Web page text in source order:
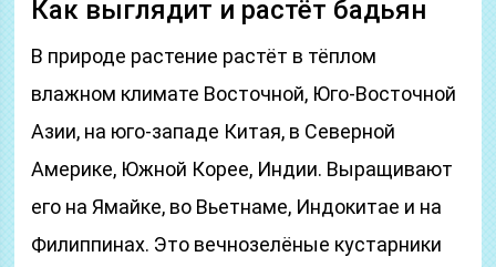
Как выглядит и растёт бадьян
В природе растение растёт в тёплом
влажном климате Восточной, Юго-Восточной
Азии, на юго-западе Китая, в Северной
Америке, Южной Корее, Индии. Выращивают
его на Ямайке, во Вьетнаме, Индокитае и на
Филиппинах. Это вечнозелёные кустарники